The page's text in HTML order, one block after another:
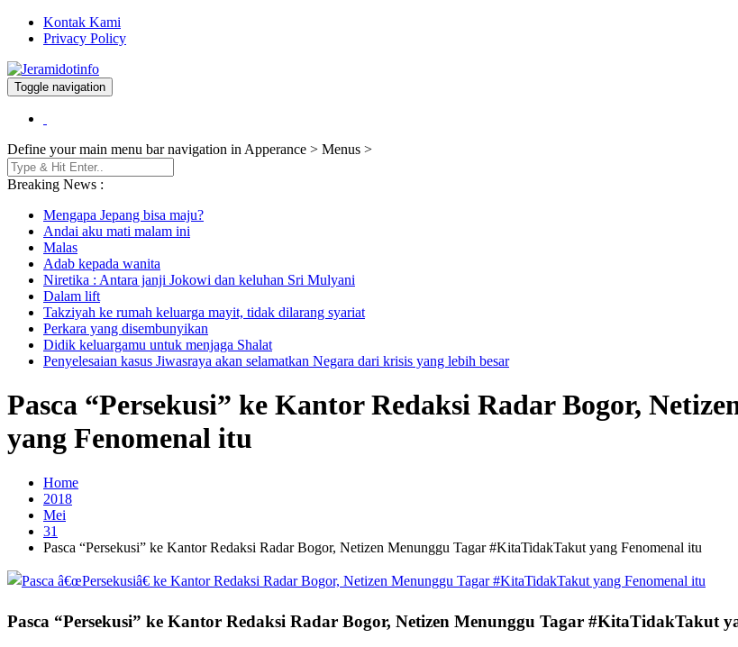
Kontak Kami
Privacy Policy
Jeramidotinfo
Berita dan Informasi Terkini
Toggle navigation
Define your main menu bar navigation in Apperance > Menus >
Breaking News :
Mengapa Jepang bisa maju?
Andai aku mati malam ini
Malas
Adab kepada wanita
Niretika : Antara janji Jokowi dan keluhan Sri Mulyani
Dalam lift
Takziyah ke rumah keluarga mayit, tidak dilarang syariat
Perkara yang disembunyikan
Didik keluargamu untuk menjaga Shalat
Penyelesaian kasus Jiwasraya akan selamatkan Negara dari krisis yang lebih besar
Pasca “Persekusi” ke Kantor Redaksi Radar Bogor,
yang Fenomenal itu
Home
2018
Mei
31
Pasca “Persekusi” ke Kantor Redaksi Radar Bogor, Netizen Menunggu Tagar #KitaTidakTakut yang Fenomenal itu
Pasca “Persekusi” ke Kantor Redaksi Radar Bogor, Netizen Menunggu Tagar #KitaTidakTakut